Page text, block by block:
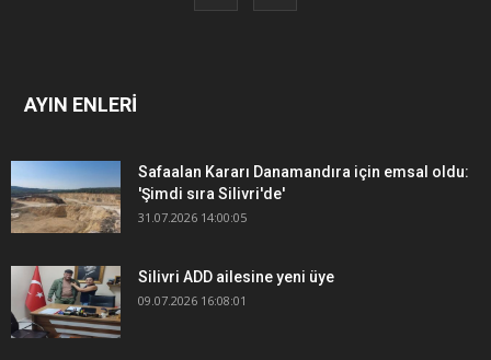
AYIN ENLERİ
Safaalan Kararı Danamandıra için emsal oldu:
'Şimdi sıra Silivri'de'
31.07.2026 14:00:05
Silivri ADD ailesine yeni üye
09.07.2026 16:08:01